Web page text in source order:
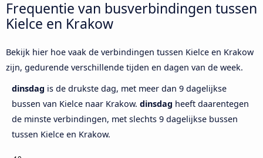
Frequentie van busverbindingen tussen
Kielce en Krakow
Bekijk hier hoe vaak de verbindingen tussen Kielce en Krakow
zijn, gedurende verschillende tijden en dagen van de week.
dinsdag is de drukste dag, met meer dan 9 dagelijkse
bussen van Kielce naar Krakow. dinsdag heeft daarentegen
de minste verbindingen, met slechts 9 dagelijkse bussen
tussen Kielce en Krakow.